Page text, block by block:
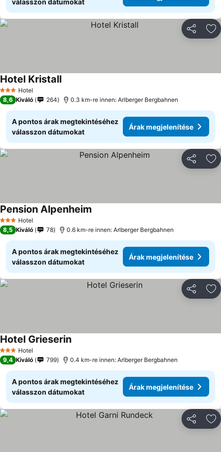
válasszon dátumokat
3 Kategória
Hotel
Hotel Kristall
8,6 Kiváló 264 0.3 km-re innen: Arlberger Bergbahnen
A pontos árak megtekintéséhez
válasszon dátumokat
Árak megjelenítése
3 Kategória
Hotel
Pension Alpenheim
8,5 Kiváló 78 0.6 km-re innen: Arlberger Bergbahnen
A pontos árak megtekintéséhez
válasszon dátumokat
Árak megjelenítése
3 Kategória
Hotel
Hotel Grieserin
9,4 Kiváló 799 0.4 km-re innen: Arlberger Bergbahnen
A pontos árak megtekintéséhez
válasszon dátumokat
Árak megjelenítése